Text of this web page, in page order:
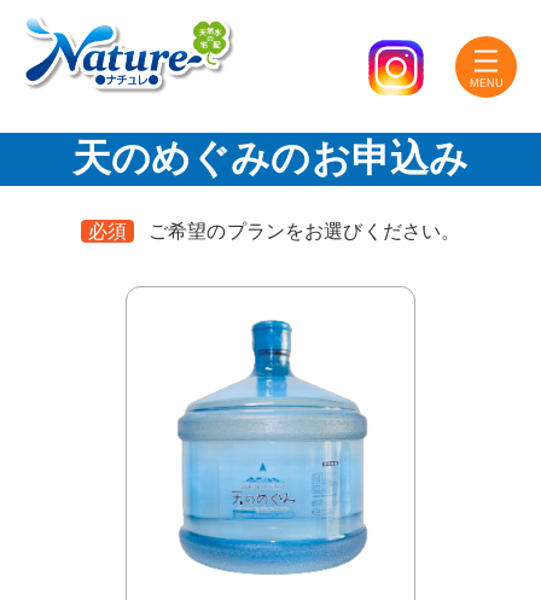
天のめぐみのお申込み
必須 ご希望のプランをお選びください。